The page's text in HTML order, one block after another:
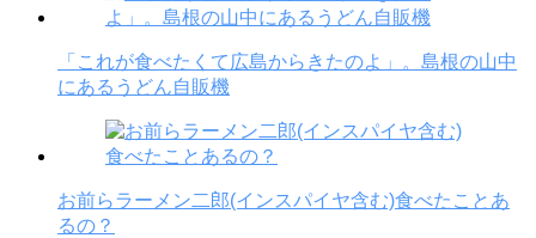
「これが食べたくて広島からきたのよ」。島根の山中
にあるうどん自販機
お前らラーメン二郎(インスパイヤ含む)食べたことあ
るの？